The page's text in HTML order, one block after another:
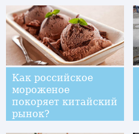
Как российское
мороженое
покоряет китайский
рынок?